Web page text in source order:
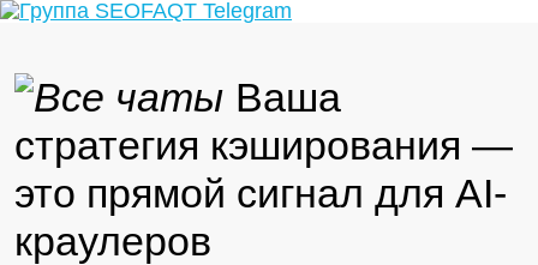
Ваша
стратегия кэширования —
это прямой сигнал для AI-
краулеров